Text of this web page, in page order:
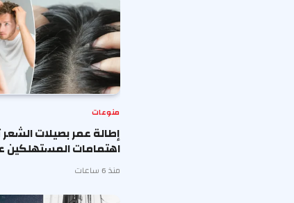
منوعات
إطالة عمر بصيلات
اهتمامات المستهلكين
منذ 6 ساعات